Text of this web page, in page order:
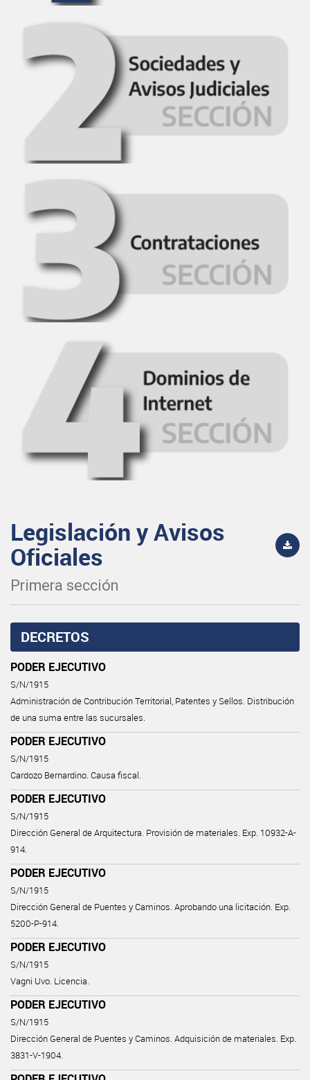
Legislación y Avisos
Oficiales
Primera sección
DECRETOS
PODER EJECUTIVO
S/N/1915
Administración de Contribución Territorial, Patentes y Sellos. Distribución
de una suma entre las sucursales.
PODER EJECUTIVO
S/N/1915
Cardozo Bernardino. Causa fiscal.
PODER EJECUTIVO
S/N/1915
Dirección General de Arquitectura. Provisión de materiales. Exp. 10932-A-
914.
PODER EJECUTIVO
S/N/1915
Dirección General de Puentes y Caminos. Aprobando una licitación. Exp.
5200-P-914.
PODER EJECUTIVO
S/N/1915
Vagni Uvo. Licencia.
PODER EJECUTIVO
S/N/1915
Dirección General de Puentes y Caminos. Adquisición de materiales. Exp.
3831-V-1904.